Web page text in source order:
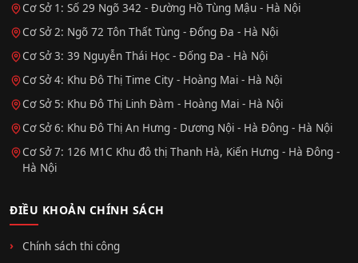
Cơ Sở 1: Số 29 Ngõ 342 - Đường Hồ Tùng Mậu - Hà Nội
Cơ Sở 2: Ngõ 72 Tôn Thất Tùng - Đống Đa - Hà Nội
Cơ Sở 3: 39 Nguyễn Thái Học - Đống Đa - Hà Nội
Cơ Sở 4: Khu Đô Thị Time City - Hoàng Mai - Hà Nội
Cơ Sở 5: Khu Đô Thị Linh Đàm - Hoàng Mai - Hà Nội
Cơ Sở 6: Khu Đô Thị An Hưng - Dương Nội - Hà Đông - Hà Nội
Cơ Sở 7: 126 M1C Khu đô thị Thanh Hà, Kiến Hưng - Hà Đông -
Hà Nội
ĐIỀU KHOẢN CHÍNH SÁCH
Chính sách thi công